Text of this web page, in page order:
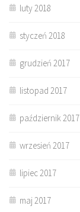
luty 2018
styczeń 2018
grudzień 2017
listopad 2017
październik 2017
wrzesień 2017
lipiec 2017
maj 2017